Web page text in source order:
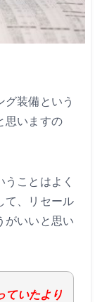
装備という
思いますの
ことはよく
て、リセール
がいいと思い
ていたより